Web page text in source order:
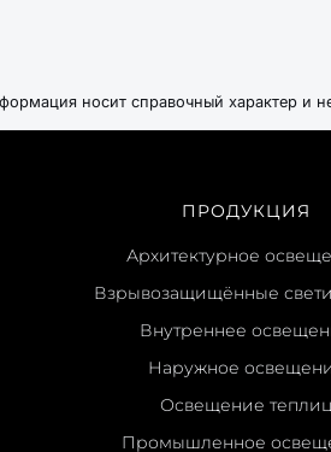
носит справочный характер и
ПРОДУКЦИЯ
Архитектурное
Взрывозащищённые
Внутреннее
Наружное
Освещение теплиц
Промышленное